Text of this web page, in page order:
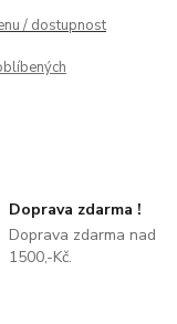
/ dostupnost
Doprava zdarma !
Doprava zdarma nad
1500,-Kč.